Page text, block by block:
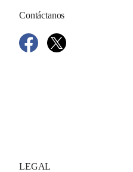
Contáctanos
LEGAL